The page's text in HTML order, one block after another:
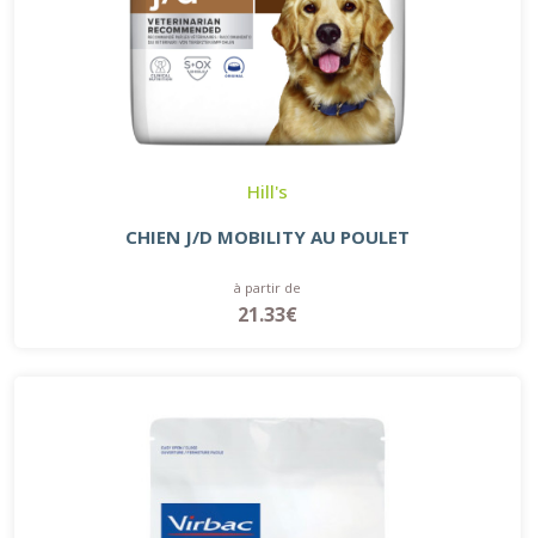
Hill's
CHIEN J/D MOBILITY AU POULET
à partir de
21.33€